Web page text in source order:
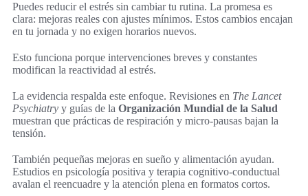
Puedes reducir el estrés sin cambiar tu rutina. La promesa es
clara: mejoras reales con ajustes mínimos. Estos cambios encajan
en tu jornada y no exigen horarios nuevos.
Esto funciona porque intervenciones breves y constantes
modifican la reactividad al estrés.
La evidencia respalda este enfoque. Revisiones en The Lancet
Psychiatry y guías de la Organización Mundial de la Salud
muestran que prácticas de respiración y micro-pausas bajan la
tensión.
También pequeñas mejoras en sueño y alimentación ayudan.
Estudios en psicología positiva y terapia cognitivo-conductual
avalan el reencuadre y la atención plena en formatos cortos.